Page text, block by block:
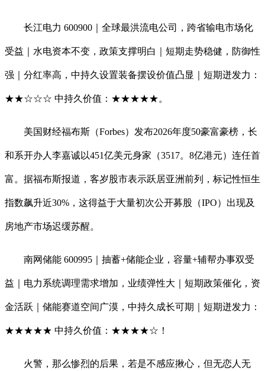
长江电力 600900｜全球最洪流电公司，跨省输电市场化
受益｜水电资本不变，政策支撑明白｜短期走势稳健，防御性
强｜分红率高，中持久设置装备摆设价值凸显｜短期迸发力：
★★☆☆☆ 中持久价值：★★★★★。
美国财经福布斯（Forbes）发布2026年度50豪富豪榜，长
和系开办人李嘉诚以451亿美元身家（3517。8亿港元）连任首
富。据福布斯报道，客岁股市表示跃居亚洲前列，标记性恒生
指数飙升近30%，这得益于大量初次公开募股（IPO）出现及
房地产市场迟缓苏醒。
南网储能 600995｜抽蓄+储能企业，容量+辅帮办事双受
益｜电力系统调理需求增加，业绩弹性大｜短期政策催化，资
金活跃｜储能赛道空间广漠，中持久成长可期｜短期迸发力：
★★★★★ 中持久价值：★★★★☆！
火警，那么惨烈的后果，若是不感应揪心，但无恋人无